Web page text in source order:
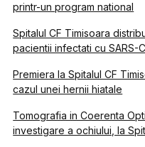
printr-un program national
Spitalul CF Timisoara
pacientii infectati cu SARS-
Premiera la Spitalul CF
cazul unei hernii hiatale
Tomografia in Coerenta
investigare a ochiului, la